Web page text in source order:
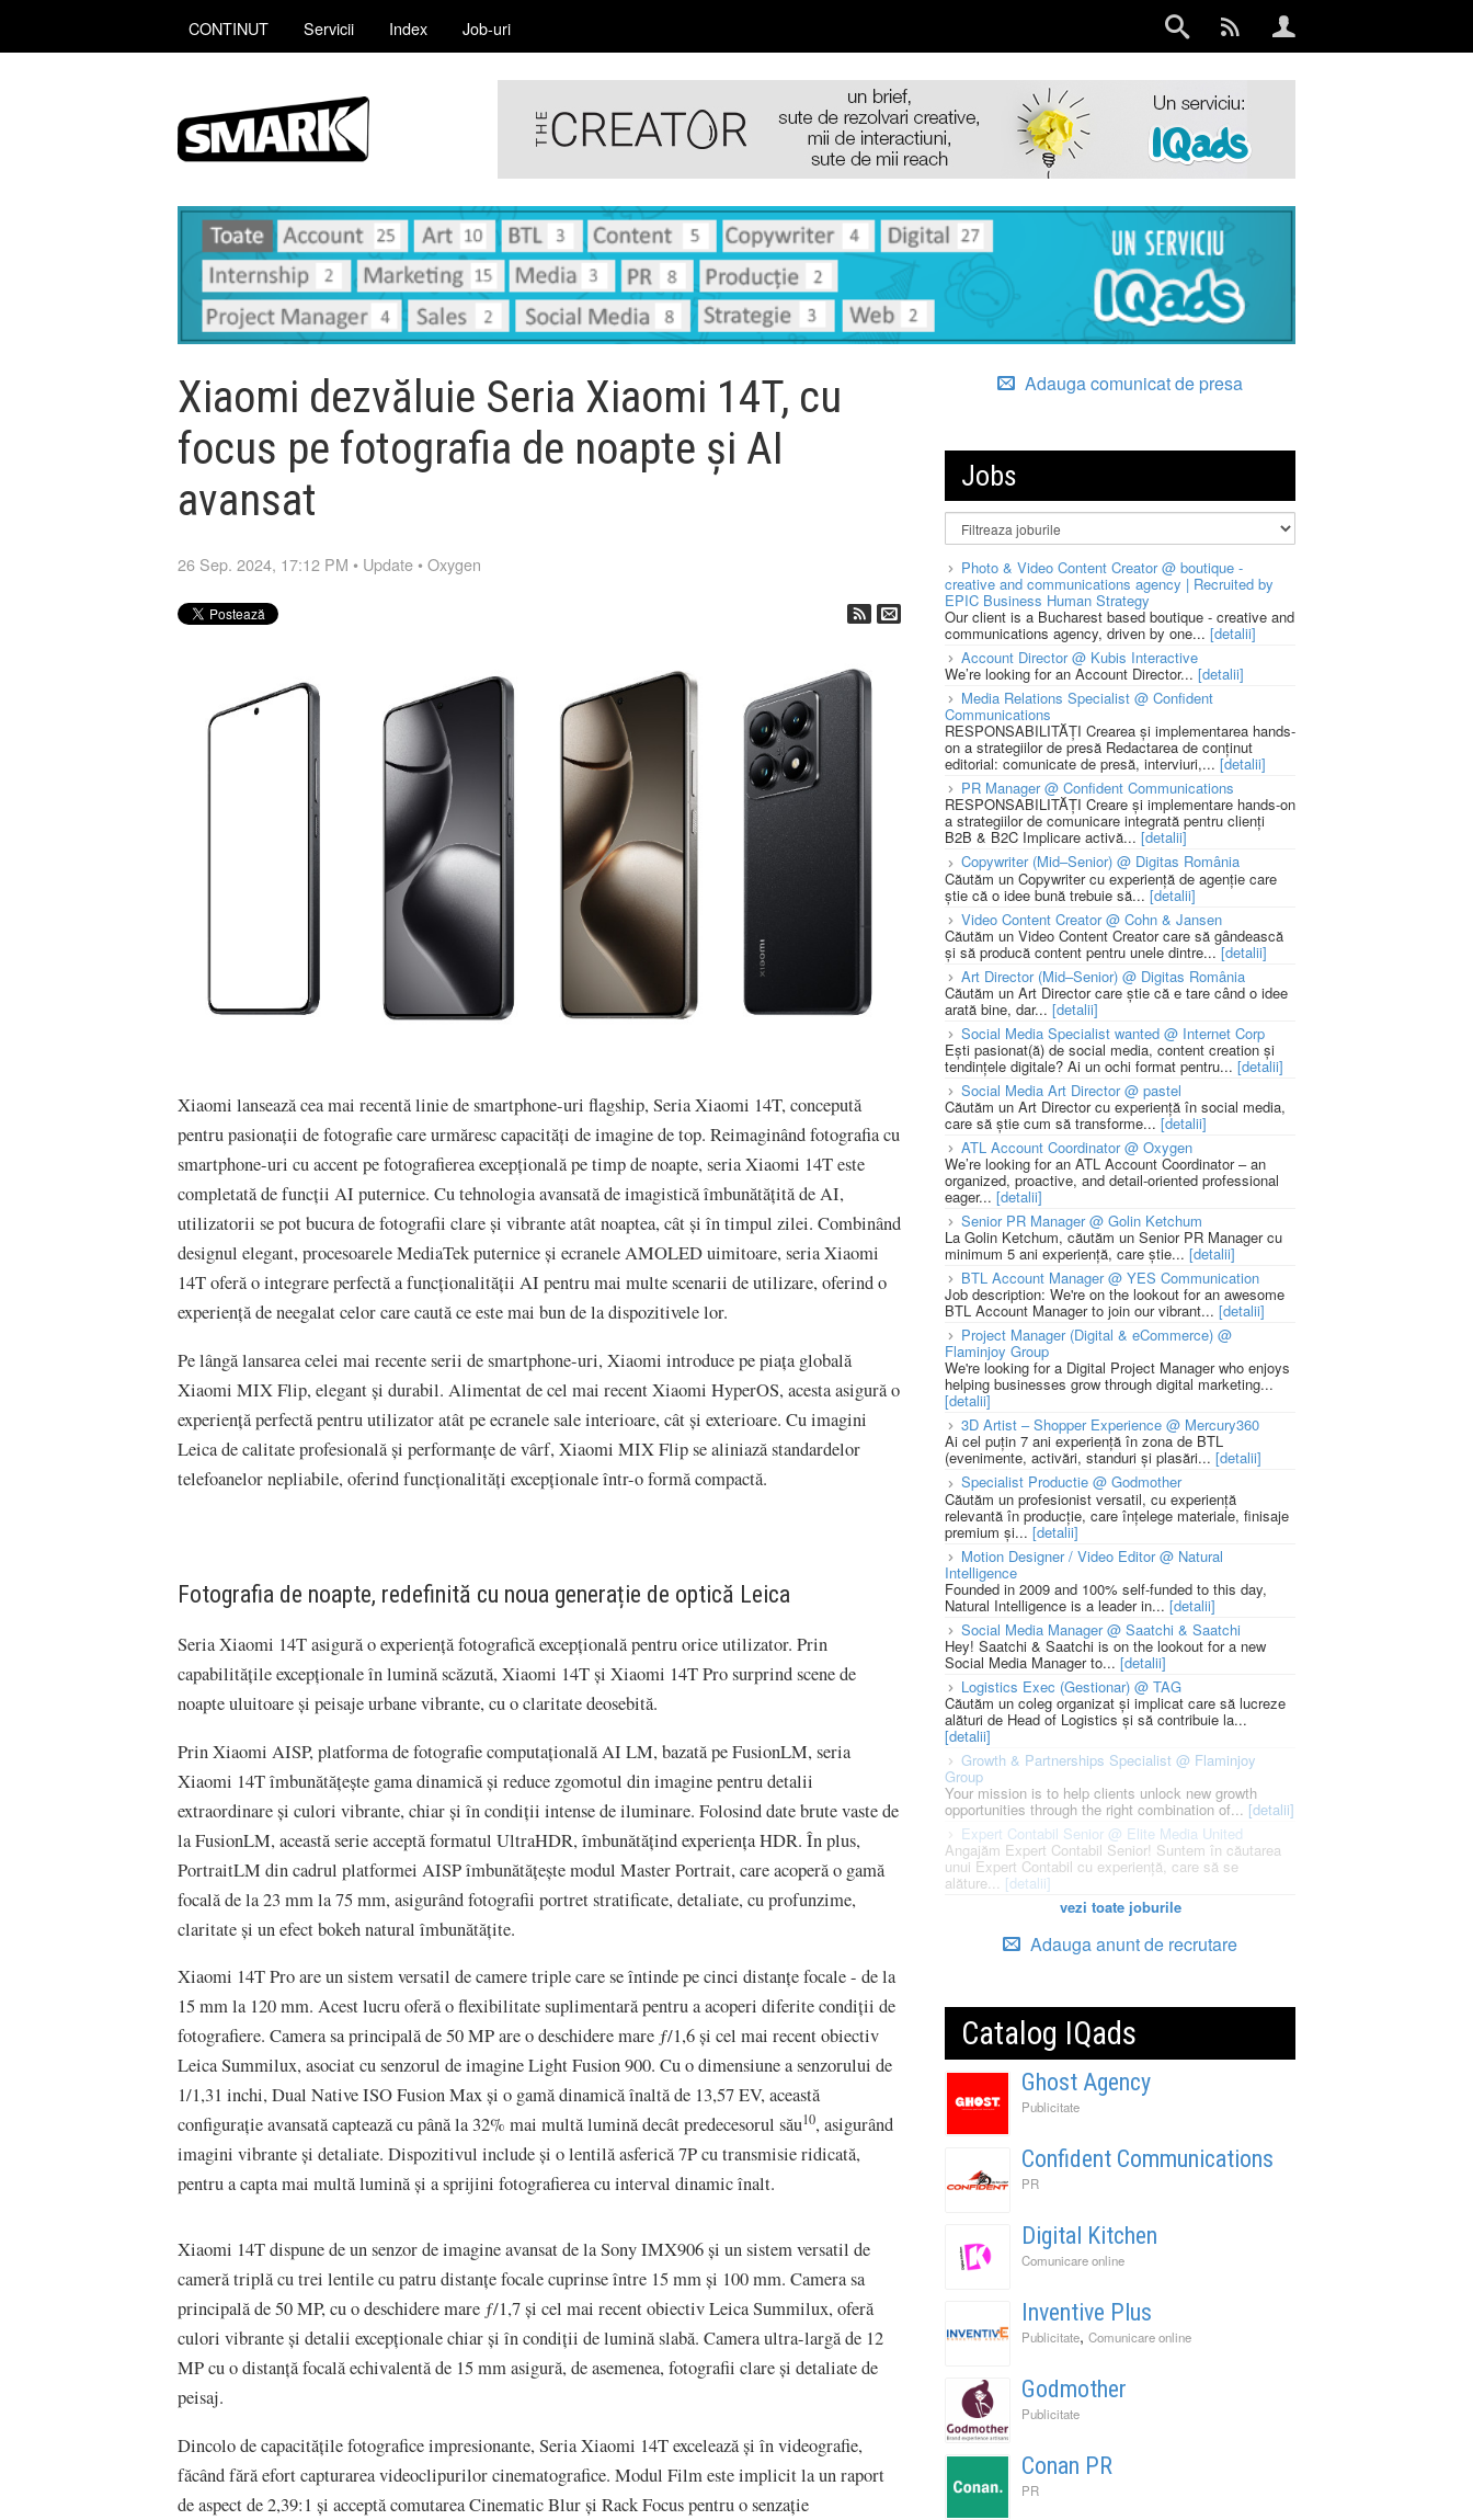
CONTINUT Servicii Index Job-uri
Xiaomi dezvăluie Seria Xiaomi 14T, cu
focus pe fotografia de noapte și AI
avansat
26 Sep. 2024, 17:12 PM • Update •Oxygen
Xiaomi lansează cea mai recentă linie de smartphone-uri flagship, Seria Xiaomi 14T, concepută
pentru pasionații de fotografie care urmăresc capacități de imagine de top. Reimaginând fotografia cu
smartphone-uri cu accent pe fotografierea excepțională pe timp de noapte, seria Xiaomi 14T este
completată de funcții AI puternice. Cu tehnologia avansată de imagistică îmbunătățită de AI,
utilizatorii se pot bucura de fotografii clare și vibrante atât noaptea, cât și în timpul zilei. Combinând
designul elegant, procesoarele MediaTek puternice și ecranele AMOLED uimitoare, seria Xiaomi
14T oferă o integrare perfectă a funcționalității AI pentru mai multe scenarii de utilizare, oferind o
experiență de neegalat celor care caută ce este mai bun de la dispozitivele lor.
Pe lângă lansarea celei mai recente serii de smartphone-uri, Xiaomi introduce pe piața globală
Xiaomi MIX Flip, elegant și durabil. Alimentat de cel mai recent Xiaomi HyperOS, acesta asigură o
experiență perfectă pentru utilizator atât pe ecranele sale interioare, cât și exterioare. Cu imagini
Leica de calitate profesională și performanțe de vârf, Xiaomi MIX Flip se aliniază standardelor
telefoanelor nepliabile, oferind funcționalități excepționale într-o formă compactă.
Fotografia de noapte, redefinită cu noua generație de optică Leica
Seria Xiaomi 14T asigură o experiență fotografică excepțională pentru orice utilizator. Prin
capabilitățile excepționale în lumină scăzută, Xiaomi 14T și Xiaomi 14T Pro surprind scene de
noapte uluitoare și peisaje urbane vibrante, cu o claritate deosebită.
Prin Xiaomi AISP, platforma de fotografie computațională AI LM, bazată pe FusionLM, seria
Xiaomi 14T îmbunătățește gama dinamică și reduce zgomotul din imagine pentru detalii
extraordinare și culori vibrante, chiar și în condiții intense de iluminare. Folosind date brute vaste de
la FusionLM, această serie acceptă formatul UltraHDR, îmbunătățind experiența HDR. În plus,
PortraitLM din cadrul platformei AISP îmbunătățește modul Master Portrait, care acoperă o gamă
focală de la 23 mm la 75 mm, asigurând fotografii portret stratificate, detaliate, cu profunzime,
claritate și un efect bokeh natural îmbunătățite.
Xiaomi 14T Pro are un sistem versatil de camere triple care se întinde pe cinci distanțe focale - de la
15 mm la 120 mm. Acest lucru oferă o flexibilitate suplimentară pentru a acoperi diferite condiții de
fotografiere. Camera sa principală de 50 MP are o deschidere mare ƒ/1,6 și cel mai recent obiectiv
Leica Summilux, asociat cu senzorul de imagine Light Fusion 900. Cu o dimensiune a senzorului de
1/1,31 inchi, Dual Native ISO Fusion Max și o gamă dinamică înaltă de 13,57 EV, această
configurație avansată captează cu până la 32% mai multă lumină decât predecesorul său10, asigurând
imagini vibrante și detaliate. Dispozitivul include și o lentilă asferică 7P cu transmisie ridicată,
pentru a capta mai multă lumină și a sprijini fotografierea cu interval dinamic înalt.
Xiaomi 14T dispune de un senzor de imagine avansat de la Sony IMX906 și un sistem versatil de
cameră triplă cu trei lentile cu patru distanțe focale cuprinse între 15 mm și 100 mm. Camera sa
principală de 50 MP, cu o deschidere mare ƒ/1,7 și cel mai recent obiectiv Leica Summilux, oferă
culori vibrante și detalii excepționale chiar și în condiții de lumină slabă. Camera ultra-largă de 12
MP cu o distanță focală echivalentă de 15 mm asigură, de asemenea, fotografii clare și detaliate de
peisaj.
Dincolo de capacitățile fotografice impresionante, Seria Xiaomi 14T excelează și în videografie,
făcând fără efort capturarea videoclipurilor cinematografice. Modul Film este implicit la un raport
de aspect de 2,39:1 și acceptă comutarea Cinematic Blur și Rack Focus pentru o senzație
Adauga comunicat de presa
Jobs
Photo & Video Content Creator @ boutique -
creative and communications agency | Recruited by
EPIC Business Human Strategy
Our client is a Bucharest based boutique - creative and
communications agency, driven by one... [detalii]
Account Director @ Kubis Interactive
We’re looking for an Account Director... [detalii]
Media Relations Specialist @ Confident
Communications
RESPONSABILITĂȚI Crearea și implementarea hands-
on a strategiilor de presă Redactarea de conținut
editorial: comunicate de presă, interviuri,... [detalii]
PR Manager @ Confident Communications
RESPONSABILITĂȚI Creare și implementare hands-on
a strategiilor de comunicare integrată pentru clienți
B2B & B2C Implicare activă... [detalii]
Copywriter (Mid–Senior) @ Digitas România
Căutăm un Copywriter cu experiență de agenție care
știe că o idee bună trebuie să... [detalii]
Video Content Creator @ Cohn & Jansen
Căutăm un Video Content Creator care să gândească
și să producă content pentru unele dintre...[detalii]
Art Director (Mid–Senior) @ Digitas România
Căutăm un Art Director care știe că e tare când o idee
arată bine, dar... [detalii]
Social Media Specialist wanted @ Internet Corp
Ești pasionat(ă) de social media, content creation și
tendințele digitale? Ai un ochi format pentru... [detalii]
Social Media Art Director @ pastel
Căutăm un Art Director cu experiență în social media,
care să știe cum să transforme... [detalii]
ATL Account Coordinator @ Oxygen
We’re looking for an ATL Account Coordinator – an
organized, proactive, and detail-oriented professional
eager... [detalii]
Senior PR Manager @ Golin Ketchum
La Golin Ketchum, căutăm un Senior PR Manager cu
minimum 5 ani experiență, care știe... [detalii]
BTL Account Manager @ YES Communication
Job description: We're on the lookout for an awesome
BTL Account Manager to join our vibrant... [detalii]
Project Manager (Digital & eCommerce) @
Flaminjoy Group
We're looking for a Digital Project Manager who enjoys
helping businesses grow through digital marketing...
[detalii]
3D Artist – Shopper Experience @ Mercury360
Ai cel puțin 7 ani experiență în zona de BTL
(evenimente, activări, standuri și plasări... [detalii]
Specialist Productie @ Godmother
Căutăm un profesionist versatil, cu experiență
relevantă în producție, care înțelege materiale, finisaje
premium și... [detalii]
Motion Designer / Video Editor @ Natural
Intelligence
Founded in 2009 and 100% self-funded to this day,
Natural Intelligence is a leader in... [detalii]
Social Media Manager @ Saatchi & Saatchi
Hey! Saatchi & Saatchi is on the lookout for a new
Social Media Manager to... [detalii]
Logistics Exec (Gestionar) @ TAG
Căutăm un coleg organizat și implicat care să lucreze
alături de Head of Logistics și să contribuie la...
[detalii]
Growth & Partnerships Specialist @ Flaminjoy
Group
Your mission is to help clients unlock new growth
opportunities through the right combination of... [detalii]
Expert Contabil Senior @ Elite Media United
Angajăm Expert Contabil Senior! Suntem în căutarea
unui Expert Contabil cu experiență, care să se
alăture... [detalii]
vezi toate joburile
Adauga anunt de recrutare
Catalog IQads
Ghost Agency
Publicitate
Confident Communications
PR
Digital Kitchen
Comunicare online
Inventive Plus
Publicitate, Comunicare online
Godmother
Publicitate
Conan PR
PR